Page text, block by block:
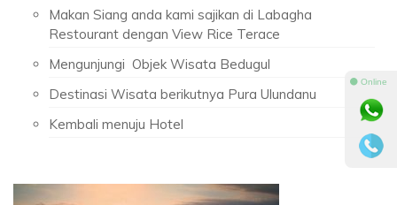
Makan Siang anda kami sajikan di Labagha
Restourant dengan View Rice Terace
Mengunjungi Objek Wisata Bedugul
Destinasi Wisata berikutnya Pura Ulundanu
Kembali menuju Hotel
⚫ Online